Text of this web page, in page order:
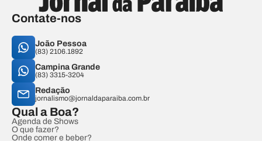
Contate-nos
João Pessoa
(83) 2106.1892
Campina Grande
(83) 3315-3204
Redação
jornalismo@jornaldaparaiba.com.br
Qual a Boa?
Agenda de Shows
O que fazer?
Onde comer e beber?